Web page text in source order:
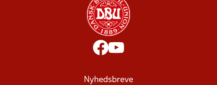
Nyhedsbreve